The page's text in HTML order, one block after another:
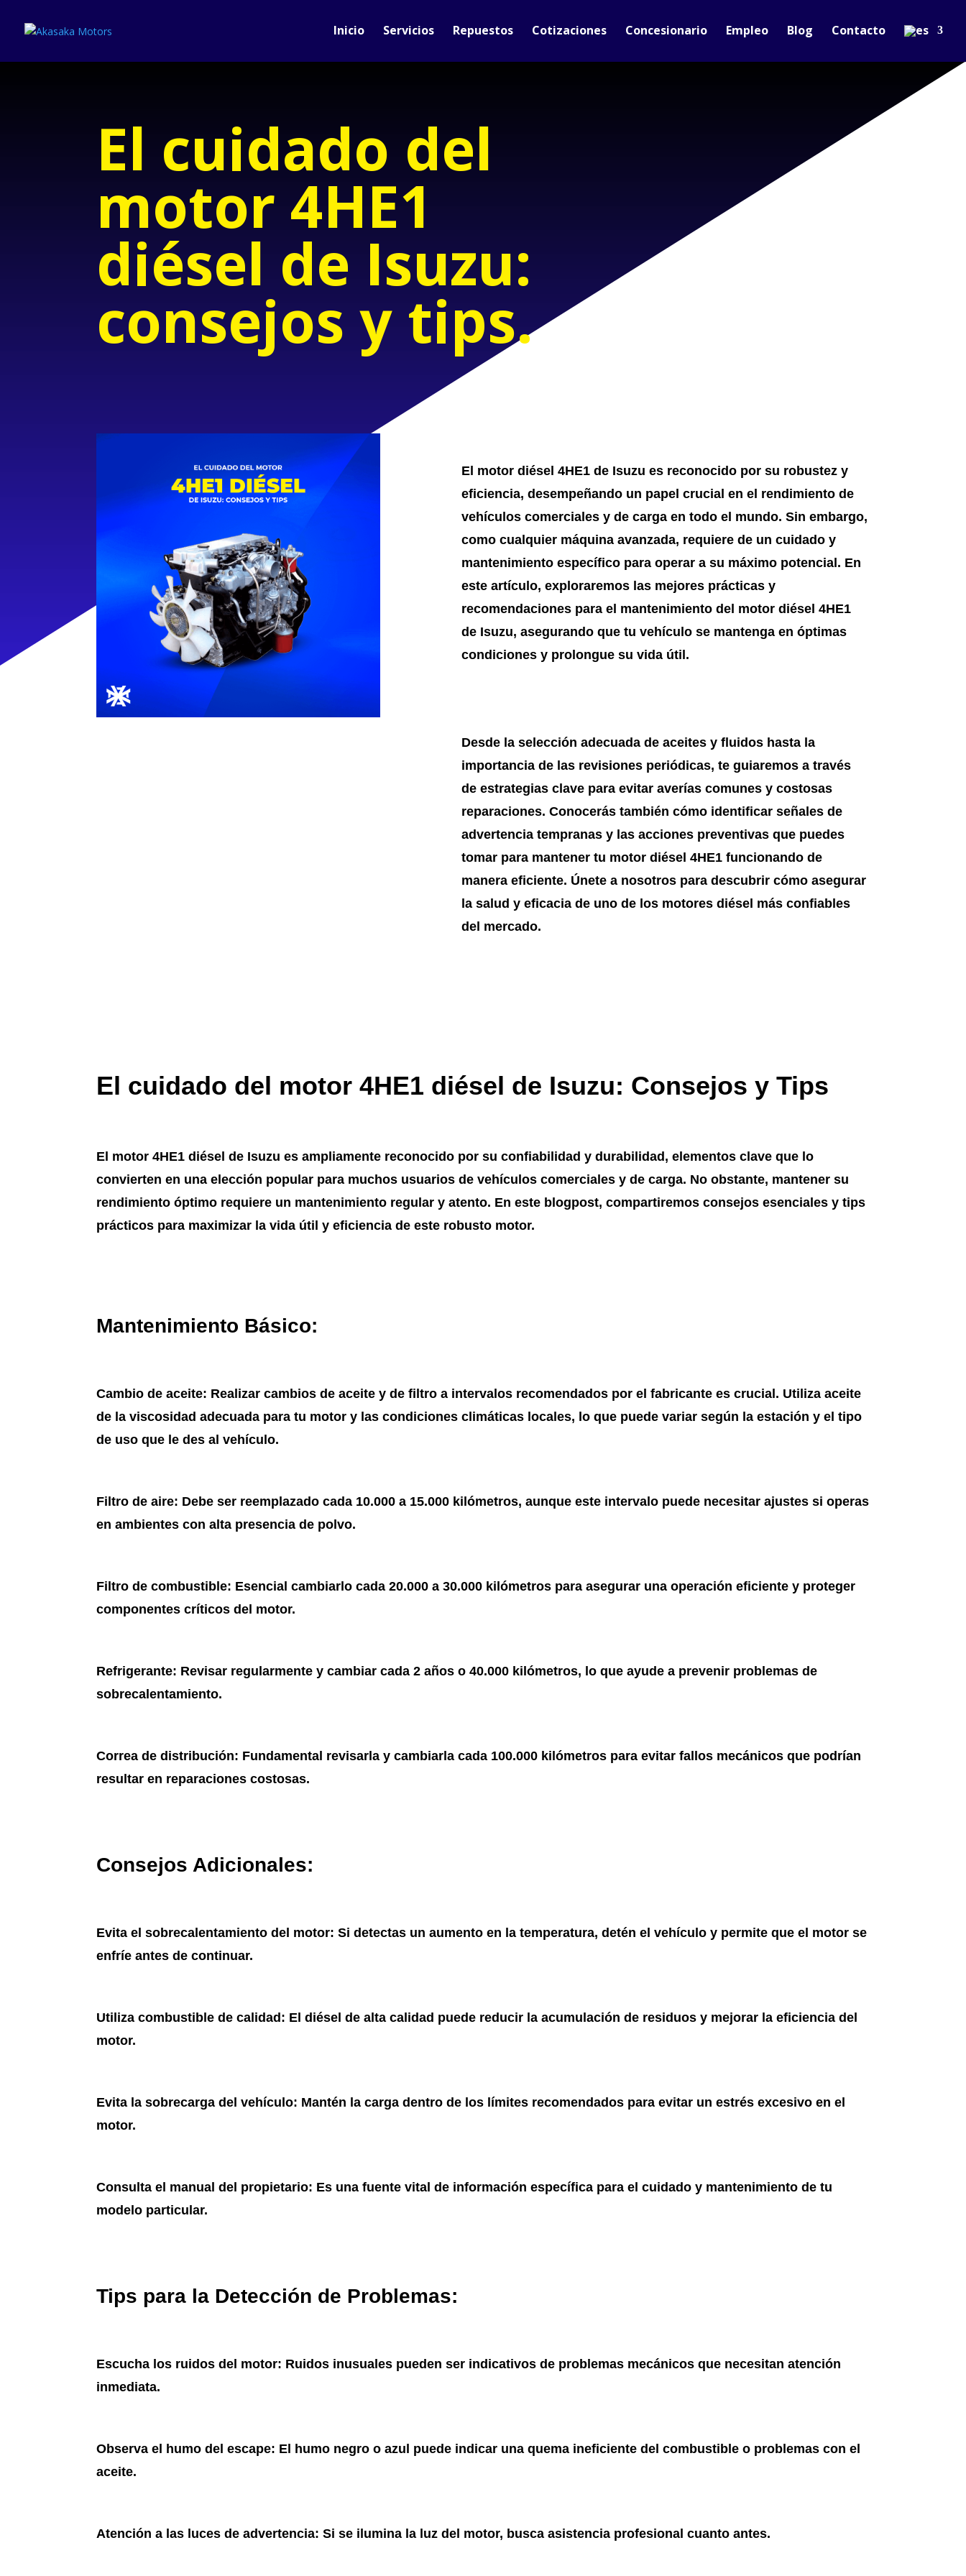
Inicio Servicios Repuestos Cotizaciones Concesionario Empleo Blog Contacto
El cuidado del
motor 4HE1
diésel de Isuzu:
consejos y tips.
El motor diésel 4HE1 de Isuzu es reconocido por su robustez y
eficiencia, desempeñando un papel crucial en el rendimiento de
vehículos comerciales y de carga en todo el mundo. Sin embargo,
como cualquier máquina avanzada, requiere de un cuidado y
mantenimiento específico para operar a su máximo potencial. En
este artículo, exploraremos las mejores prácticas y
recomendaciones para el mantenimiento del motor diésel 4HE1
de Isuzu, asegurando que tu vehículo se mantenga en óptimas
condiciones y prolongue su vida útil.
Desde la selección adecuada de aceites y fluidos hasta la
importancia de las revisiones periódicas, te guiaremos a través
de estrategias clave para evitar averías comunes y costosas
reparaciones. Conocerás también cómo identificar señales de
advertencia tempranas y las acciones preventivas que puedes
tomar para mantener tu motor diésel 4HE1 funcionando de
manera eficiente. Únete a nosotros para descubrir cómo asegurar
la salud y eficacia de uno de los motores diésel más confiables
del mercado.
El cuidado del motor 4HE1 diésel de Isuzu: Consejos y Tips
El motor 4HE1 diésel de Isuzu es ampliamente reconocido por su confiabilidad y durabilidad, elementos clave que lo
convierten en una elección popular para muchos usuarios de vehículos comerciales y de carga. No obstante, mantener su
rendimiento óptimo requiere un mantenimiento regular y atento. En este blogpost, compartiremos consejos esenciales y tips
prácticos para maximizar la vida útil y eficiencia de este robusto motor.
Mantenimiento Básico:
Cambio de aceite: Realizar cambios de aceite y de filtro a intervalos recomendados por el fabricante es crucial. Utiliza aceite
de la viscosidad adecuada para tu motor y las condiciones climáticas locales, lo que puede variar según la estación y el tipo
de uso que le des al vehículo.
Filtro de aire: Debe ser reemplazado cada 10.000 a 15.000 kilómetros, aunque este intervalo puede necesitar ajustes si operas
en ambientes con alta presencia de polvo.
Filtro de combustible: Esencial cambiarlo cada 20.000 a 30.000 kilómetros para asegurar una operación eficiente y proteger
componentes críticos del motor.
Refrigerante: Revisar regularmente y cambiar cada 2 años o 40.000 kilómetros, lo que ayude a prevenir problemas de
sobrecalentamiento.
Correa de distribución: Fundamental revisarla y cambiarla cada 100.000 kilómetros para evitar fallos mecánicos que podrían
resultar en reparaciones costosas.
Consejos Adicionales:
Evita el sobrecalentamiento del motor: Si detectas un aumento en la temperatura, detén el vehículo y permite que el motor se
enfríe antes de continuar.
Utiliza combustible de calidad : El diésel de alta calidad puede reducir la acumulación de residuos y mejorar la eficiencia del
motor.
Evita la sobrecarga del vehículo: Mantén la carga dentro de los límites recomendados para evitar un estrés excesivo en el
motor.
Consulta el manual del propietario: Es una fuente vital de información específica para el cuidado y mantenimiento de tu
modelo particular.
Tips para la Detección de Problemas:
Escucha los ruidos del motor: Ruidos inusuales pueden ser indicativos de problemas mecánicos que necesitan atención
inmediata.
Observa el humo del escape: El humo negro o azul puede indicar una quema ineficiente del combustible o problemas con el
aceite.
Atención a las luces de advertencia: Si se ilumina la luz del motor, busca asistencia profesional cuanto antes.